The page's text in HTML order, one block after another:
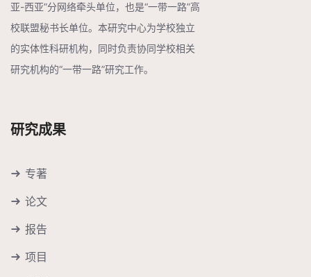
亚-西亚”分网络牵头单位，也是“一带一路”高
校联盟秘书长单位。本研究中心为学校独立
的实体性科研机构，同时负责协同学校相关
研究机构的“一带一路”研究工作。
研究成果
专著
论文
报告
项目